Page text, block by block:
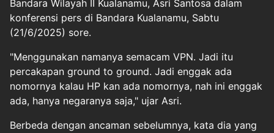
Bandara Wilayah II Kualanamu, Asri Santosa dalam
konferensi pers di Bandara Kualanamu, Sabtu
(21/6/2025) sore.
"Menggunakan namanya semacam VPN. Jadi itu
percakapan ground to ground. Jadi enggak ada
nomornya kalau HP kan ada nomornya, nah ini enggak
ada, hanya negaranya saja," ujar Asri.
Berbeda dengan ancaman sebelumnya, kata dia yang